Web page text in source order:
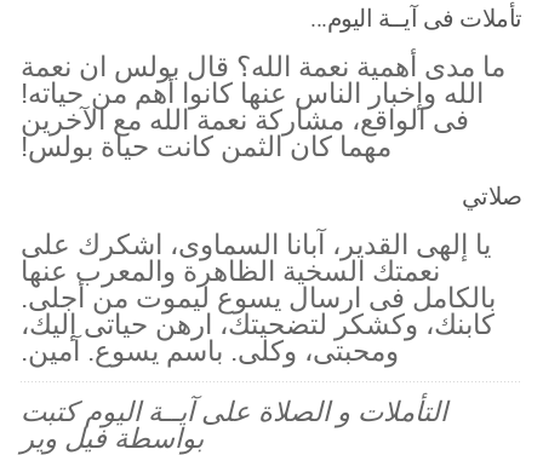
تأملات فى آيــة اليوم...
ما مدى أهمية نعمة الله؟ قال بولس ان نعمة
الله وإخبار الناس عنها كانوا أهم من حياته!
فى الواقع، مشاركة نعمة الله مع الآخرين
مهما كان الثمن كانت حياة بولس!
صلاتي
يا إلهى القدير، آبانا السماوى، اشكرك على
نعمتك السخية الظاهرة والمعرب عنها
بالكامل فى ارسال يسوع ليموت من أجلى.
كابنك، وكشكر لتضحيتك، ارهن حياتى إليك،
ومحبتى، وكلى. باسم يسوع. آمين.
التأملات و الصلاة على آيــة اليوم كتبت
بواسطة فيل وير